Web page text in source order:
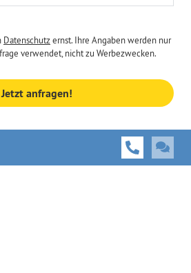
Datenschutzernst. Ihre Angaben werden nur
verwendet, nicht zu Werbezwecken.
Jetzt anfragen!